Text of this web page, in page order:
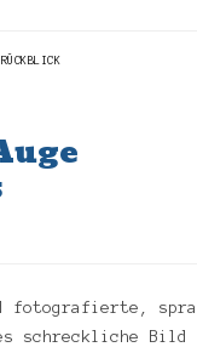
fotografierte,
schreckliche